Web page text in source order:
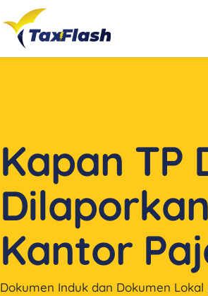
Kapan TP
Kantor
Dokumen Induk dan Dokumen